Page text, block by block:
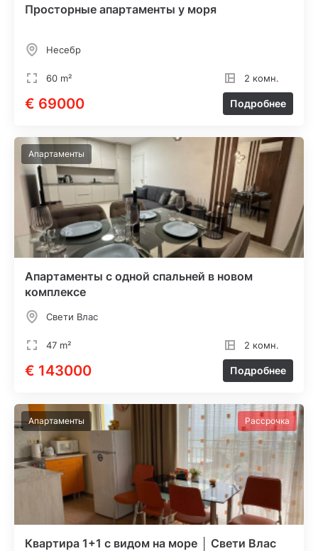
Просторные апартаменты у моря
Несебр
60 m² 2 комн.
€ 69000 Подробнее
Апартаменты
Апартаменты с одной спальней в новом
комплексе
Свети Влас
47 m² 2 комн.
€ 143000 Подробнее
Апартаменты Рассрочка
Квартира 1+1 с видом на море │ Свети Влас